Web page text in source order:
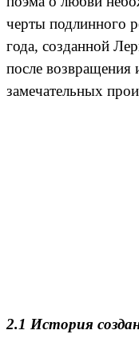
черты подлинного
года, созданной
после возвращения
замечательных
2.1 История